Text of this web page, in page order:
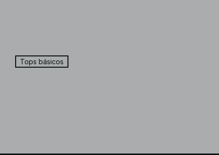
Tops básicos